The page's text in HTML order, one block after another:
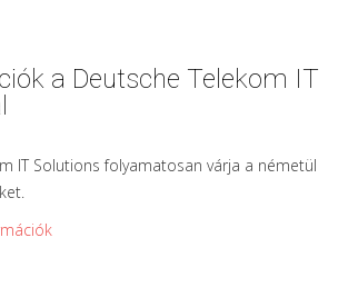
a Deutsche Telekom IT
IT Solutions folyamatosan várja a németül